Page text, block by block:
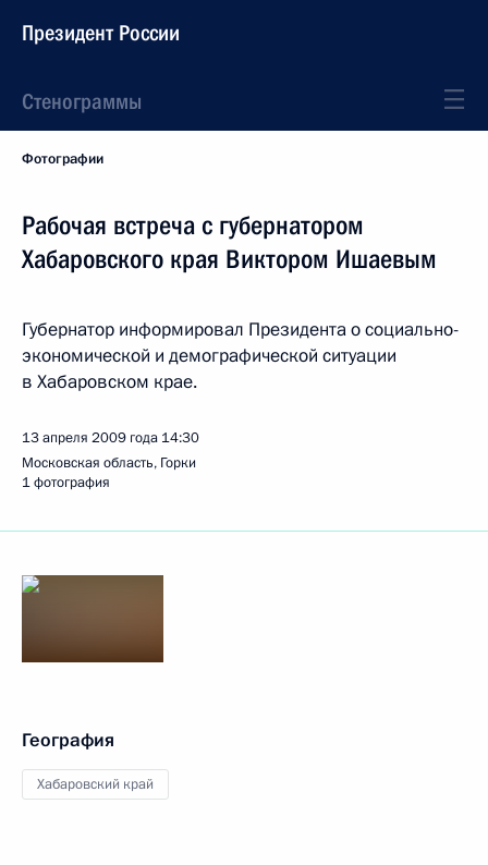
Президент России
Стенограммы
Фотографии
Рабочая встреча с губернатором
Хабаровского края Виктором Ишаевым
Губернатор информировал Президента о социально-
экономической и демографической ситуации
в Хабаровском крае.
13 апреля 2009 года 14:30
Московская область, Горки
1 фотография
География
Хабаровский край